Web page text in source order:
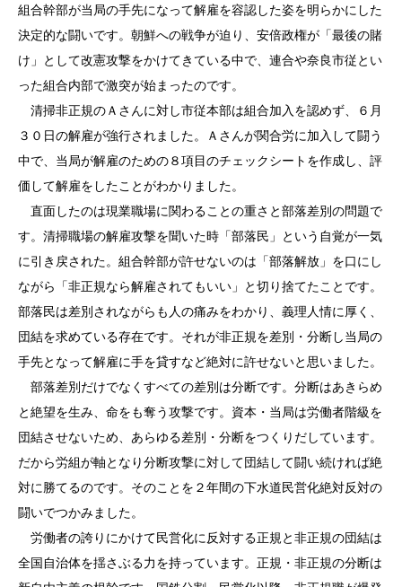
組合幹部が当局の手先になって解雇を容認した姿を明らかにした
決定的な闘いです。朝鮮への戦争が迫り、安倍政権が「最後の賭
け」として改憲攻撃をかけてきている中で、連合や奈良市従とい
った組合内部で激突が始まったのです。
清掃非正規のＡさんに対し市従本部は組合加入を認めず、６月
３０日の解雇が強行されました。Ａさんが関合労に加入して闘う
中で、当局が解雇のための８項目のチェックシートを作成し、評
価して解雇をしたことがわかりました。
直面したのは現業職場に関わることの重さと部落差別の問題で
す。清掃職場の解雇攻撃を聞いた時「部落民」という自覚が一気
に引き戻された。組合幹部が許せないのは「部落解放」を口にし
ながら「非正規なら解雇されてもいい」と切り捨てたことです。
部落民は差別されながらも人の痛みをわかり、義理人情に厚く、
団結を求めている存在です。それが非正規を差別・分断し当局の
手先となって解雇に手を貸すなど絶対に許せないと思いました。
部落差別だけでなくすべての差別は分断です。分断はあきらめ
と絶望を生み、命をも奪う攻撃です。資本・当局は労働者階級を
団結させないため、あらゆる差別・分断をつくりだしています。
だから労組が軸となり分断攻撃に対して団結して闘い続ければ絶
対に勝てるのです。そのことを２年間の下水道民営化絶対反対の
闘いでつかみました。
労働者の誇りにかけて民営化に反対する正規と非正規の団結は
全国自治体を揺さぶる力を持っています。正規・非正規の分断は